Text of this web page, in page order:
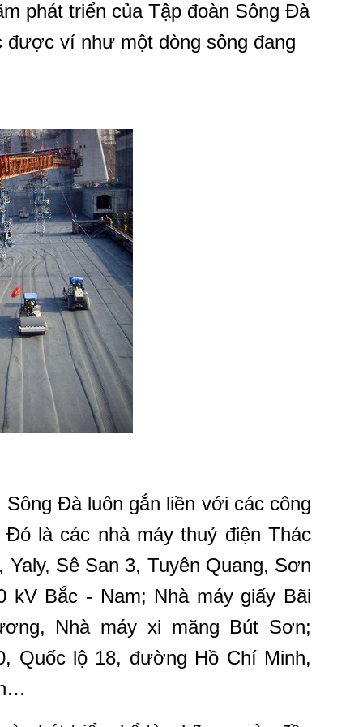
phát triển của Tập đoàn Sông Đà
ví như một dòng sông đang
Đà luôn gắn liền với các công
là các nhà máy thuỷ điện Thác
Sê San 3, Tuyên Quang, Sơn
Bắc - Nam; Nhà máy giấy Bãi
Nhà máy xi măng Bút Sơn;
Quốc lộ 18, đường Hồ Chí Minh,